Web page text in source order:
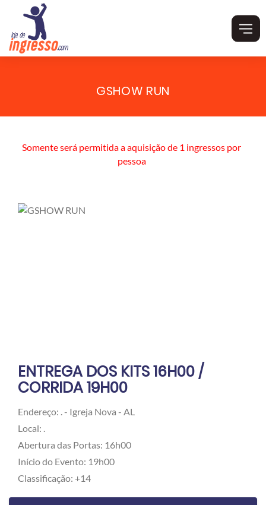
GSHOW RUN
Somente será permitida a aquisição de 1 ingressos por
pessoa
ENTREGA DOS KITS 16H00 /
CORRIDA 19H00
Endereço: . - Igreja Nova - AL
Local: .
Abertura das Portas: 16h00
Início do Evento: 19h00
Classificação: +14